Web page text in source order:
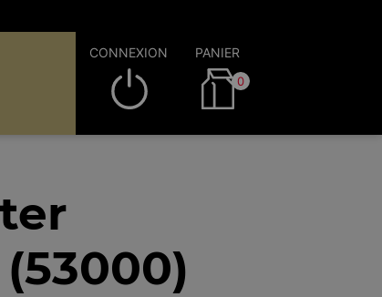
CONNEXION PANIER
0